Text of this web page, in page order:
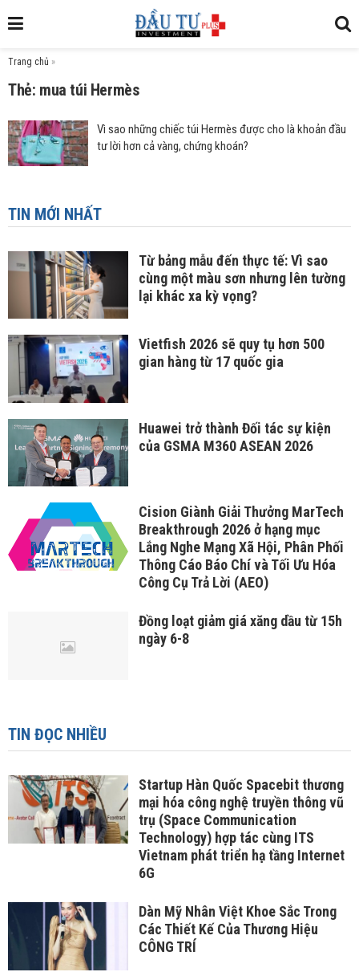
Trang chủ »
Thẻ: mua túi Hermès
Vì sao những chiếc túi Hermès được cho là khoản đầu
tư lời hơn cả vàng, chứng khoán?
TIN MỚI NHẤT
Từ bảng mẫu đến thực tế: Vì sao
cùng một màu sơn nhưng lên tường
lại khác xa kỳ vọng?
Vietfish 2026 sẽ quy tụ hơn 500
gian hàng từ 17 quốc gia
Huawei trở thành Đối tác sự kiện
của GSMA M360 ASEAN 2026
Cision Giành Giải Thưởng MarTech
Breakthrough 2026 ở hạng mục
Lắng Nghe Mạng Xã Hội, Phân Phối
Thông Cáo Báo Chí và Tối Ưu Hóa
Công Cụ Trả Lời (AEO)
Đồng loạt giảm giá xăng dầu từ 15h
ngày 6-8
TIN ĐỌC NHIỀU
Startup Hàn Quốc Spacebit thương
mại hóa công nghệ truyền thông vũ
trụ (Space Communication
Technology) hợp tác cùng ITS
Vietnam phát triển hạ tầng Internet
6G
Dàn Mỹ Nhân Việt Khoe Sắc Trong
Các Thiết Kế Của Thương Hiệu
CÔNG TRÍ